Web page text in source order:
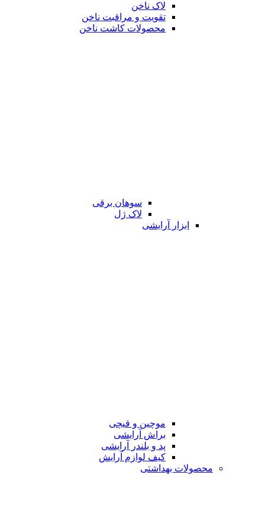
لاک ناخن
تقویت و مراقبت ناخن
محصولات کاشت ناخن
سوهان برقی
لاک ژل
ابزار آرایشی
موچین و قیچی
براش آرایشی
پد و بلندر آرایشی
کیف لوازم آرایش
محصولات بهداشتی